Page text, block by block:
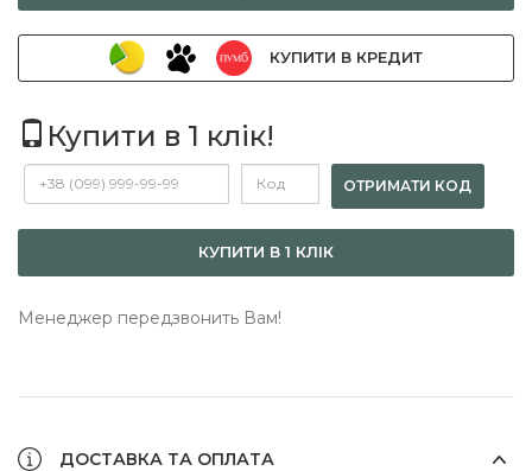
КУПИТИ В КРЕДИТ
Купити в 1 клік!
ОТРИМАТИ КОД
КУПИТИ В 1 КЛІК
Менеджер передзвонить Вам!
ДОСТАВКА ТА ОПЛАТА